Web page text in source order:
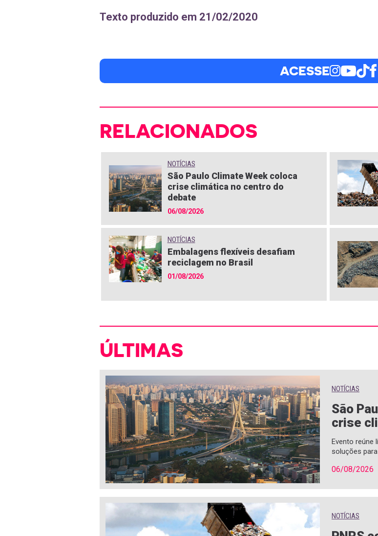
Texto produzido em 21/02/2020
ACESSE
RELACIONADOS
NOTÍCIAS
São Paulo Climate Week coloca
crise climática no centro do
debate
06/08/2026
NOTÍCIAS
Embalagens flexíveis desafiam
reciclagem no Brasil
01/08/2026
ÚLTIMAS
NOTÍCIAS
São
crise
Evento reúne
soluções
06/08/2026
NOTÍCIAS